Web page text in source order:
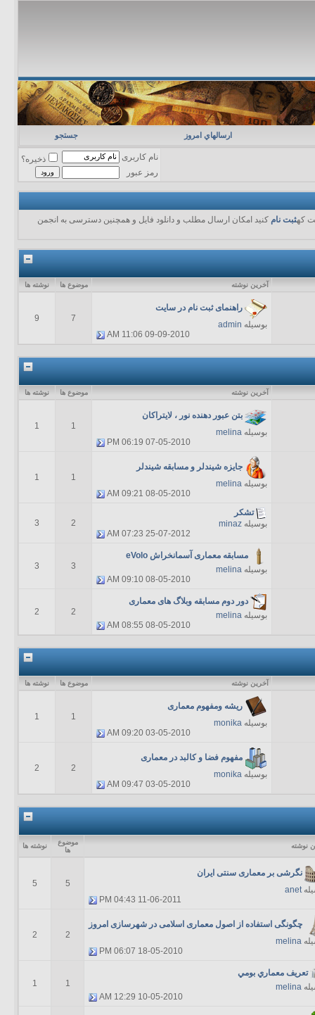
ارسالهاي امروز جستجو
نام کاربری
ذخیره؟
رمز عبور
کهثبت نام کنید امکان ارسال مطلب و دانلود فایل و همچنین دسترسی به انجمن
آخرين نوشته موضوع ها نوشته ها
راهنمای ثبت نام در سایت
بوسیله admin
09-09-2010
11:06 AM
7
9
آخرين نوشته موضوع ها نوشته ها
بتن عبور دهنده نور ، لایتراکان
بوسیله melina
07-05-2010
06:19 PM
1
1
جایزه شیندلر و مسابقه شیندلر
بوسیله melina
08-05-2010
09:21 AM
1
1
تشکر
بوسیله minaz
25-07-2012
07:23 AM
2
3
مسابقه معماری آسمانخراش eVolo
بوسیله melina
08-05-2010
09:10 AM
3
3
دور دوم مسابقه وبلاگ های معماری
بوسیله melina
08-05-2010
08:55 AM
2
2
آخرين نوشته موضوع ها نوشته ها
ریشه ومفهوم معماری
بوسیله monika
03-05-2010
09:20 AM
1
1
مفهوم فضا و کالبد در معماری
بوسیله monika
03-05-2010
09:47 AM
2
2
نوشته
موضوع
ها
نوشته ها
نگرشی بر معماری سنتی ايران
anet
11-06-2011
04:43 PM
5
5
چگونگی استفاده از اصول معماری اسلامی در شهرسازی امروز
melina
18-05-2010
06:07 PM
2
2
تعریف معماري بومي
melina
10-05-2010
12:29 AM
1
1